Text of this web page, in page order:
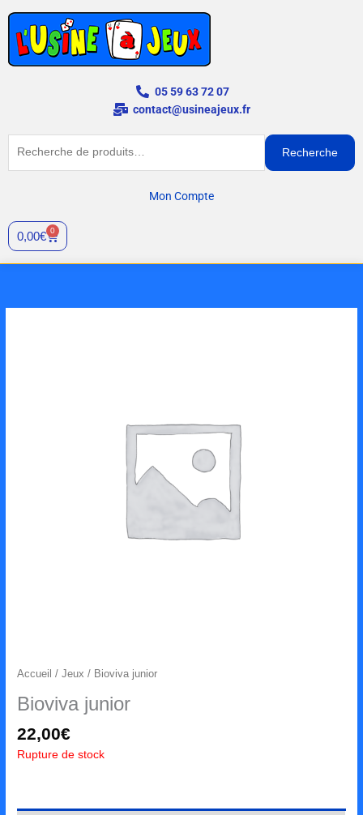
contenu
05 59 63 72 07
contact@usineajeux.fr
Recherche
Mon Compte
0,00€ 0
Panier
Accueil /Jeux / Bioviva junior
Bioviva junior
22,00€
Rupture de stock